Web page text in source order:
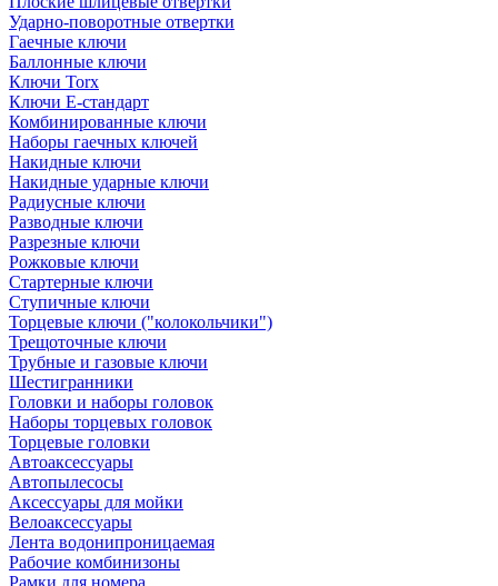
Ударно-поворотные отвертки
Гаечные ключи
Баллонные ключи
Ключи Torx
Ключи Е-стандарт
Комбинированные ключи
Наборы гаечных ключей
Накидные ключи
Накидные ударные ключи
Радиусные ключи
Разводные ключи
Разрезные ключи
Рожковые ключи
Стартерные ключи
Ступичные ключи
Торцевые ключи ("колокольчики")
Трещоточные ключи
Трубные и газовые ключи
Шестигранники
Головки и наборы головок
Наборы торцевых головок
Торцевые головки
Автоаксессуары
Автопылесосы
Аксессуары для мойки
Велоаксессуары
Лента водонипроницаемая
Рабочие комбинизоны
Рамки для номера